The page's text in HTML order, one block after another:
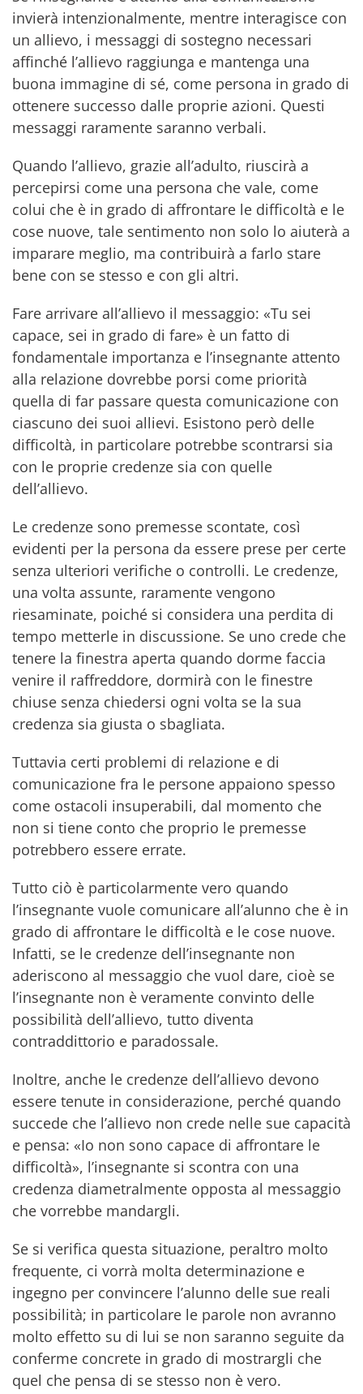
invierà intenzionalmente, mentre interagisce con
un allievo, i messaggi di sostegno necessari
affinché l’allievo raggiunga e mantenga una
buona immagine di sé, come persona in grado di
ottenere successo dalle proprie azioni. Questi
messaggi raramente saranno verbali.
Quando l’allievo, grazie all’adulto, riuscirà a
percepirsi come una persona che vale, come
colui che è in grado di affrontare le difficoltà e le
cose nuove, tale sentimento non solo lo aiuterà a
imparare meglio, ma contribuirà a farlo stare
bene con se stesso e con gli altri.
Fare arrivare all’allievo il messaggio: «Tu sei
capace, sei in grado di fare» è un fatto di
fondamentale importanza e l’insegnante attento
alla relazione dovrebbe porsi come priorità
quella di far passare questa comunicazione con
ciascuno dei suoi allievi. Esistono però delle
difficoltà, in particolare potrebbe scontrarsi sia
con le proprie credenze sia con quelle
dell’allievo.
Le credenze sono premesse scontate, così
evidenti per la persona da essere prese per certe
senza ulteriori verifiche o controlli. Le credenze,
una volta assunte, raramente vengono
riesaminate, poiché si considera una perdita di
tempo metterle in discussione. Se uno crede che
tenere la finestra aperta quando dorme faccia
venire il raffreddore, dormirà con le finestre
chiuse senza chiedersi ogni volta se la sua
credenza sia giusta o sbagliata.
Tuttavia certi problemi di relazione e di
comunicazione fra le persone appaiono spesso
come ostacoli insuperabili, dal momento che
non si tiene conto che proprio le premesse
potrebbero essere errate.
Tutto ciò è particolarmente vero quando
l’insegnante vuole comunicare all’alunno che è in
grado di affrontare le difficoltà e le cose nuove.
Infatti, se le credenze dell’insegnante non
aderiscono al messaggio che vuol dare, cioè se
l’insegnante non è veramente convinto delle
possibilità dell’allievo, tutto diventa
contraddittorio e paradossale.
Inoltre, anche le credenze dell’allievo devono
essere tenute in considerazione, perché quando
succede che l’allievo non crede nelle sue capacità
e pensa: «Io non sono capace di affrontare le
difficoltà», l’insegnante si scontra con una
credenza diametralmente opposta al messaggio
che vorrebbe mandargli.
Se si verifica questa situazione, peraltro molto
frequente, ci vorrà molta determinazione e
ingegno per convincere l’alunno delle sue reali
possibilità; in particolare le parole non avranno
molto effetto su di lui se non saranno seguite da
conferme concrete in grado di mostrargli che
quel che pensa di se stesso non è vero.